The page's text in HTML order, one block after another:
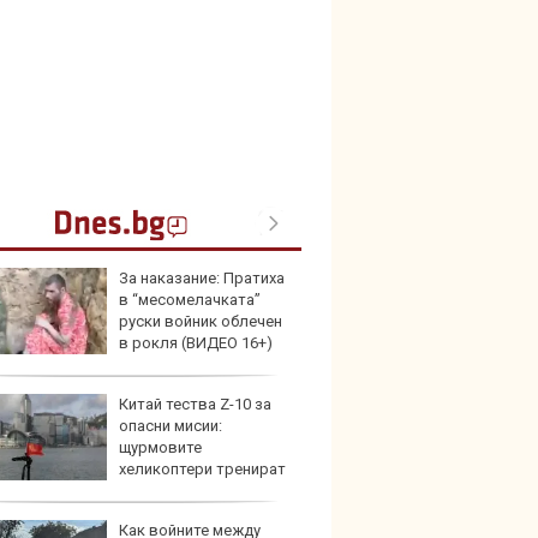
За наказание: Пратиха
в “месомелачката”
руски войник облечен
в рокля (ВИДЕО 16+)
Китай тества Z-10 за
опасни мисии:
щурмовите
хеликоптери тренират
Как войните между